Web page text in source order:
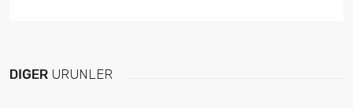
DIĞER ÜRÜNLER